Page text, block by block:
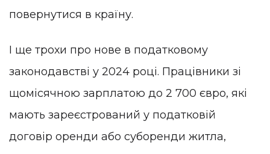
повернутися в країну.
І ще трохи про нове в податковому
законодавстві у 2024 році. Працівники зі
щомісячною зарплатою до 2 700 євро, які
мають зареєстрований у податковій
договір оренди або суборенди житла,